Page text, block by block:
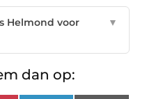
Helmond voor
▼
dan op: